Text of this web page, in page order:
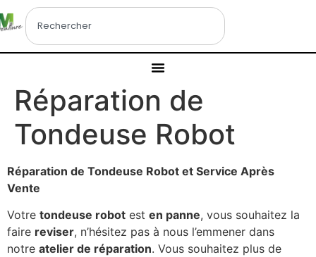
Réparation de
Tondeuse Robot
Réparation de Tondeuse Robot et Service Après
Vente
Votre tondeuse robot est en panne, vous souhaitez la
faire reviser, n’hésitez pas à nous l’emmener dans
notre atelier de réparation. Vous souhaitez plus de